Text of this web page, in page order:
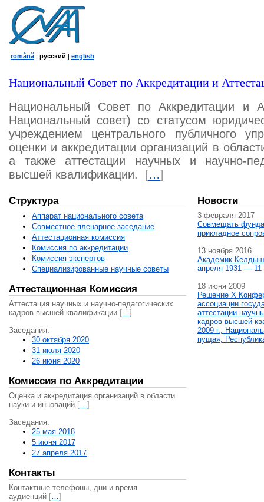
română | русский | english
Национальный Совет по Аккредитации и
Национальный Совет по Аккредитации и
Национальный совет) со статусом
учреждением центрального публичного
оценки и аккредитации организаций в
а также аттестации научных и научно-
высшей квалификации.
[…]
Структура
Аппарат национального совета
Совместное пленарное заседание
Аттестационная комисcия
Комиссия по аккредитации
Комиссия экспертов
Специализированные научные советы
Аттестационная Комиссия
Аттестация научных и научно-педагогических
кадров высшей квалификации […]
Заседания:
30 октября 2020
31 июля 2020
26 июня 2020
Комиссия по Аккредитации
Оценка и аккредитация организаций в области
науки и инноваций […]
Заседания:
25 мая 2018
5 июня 2017
27 апреля 2017
Контакты
Контактные телефоны, дни и время
аудиенций […]
Новости
3 февраля 2017
Совмещать
прикладное
13 ноября 2016
Академик
апреля 1931 — 11
18 июня 2009
Решение X
ассоциации
аттестации
кадров высшей
2009 г.,
пуща»,